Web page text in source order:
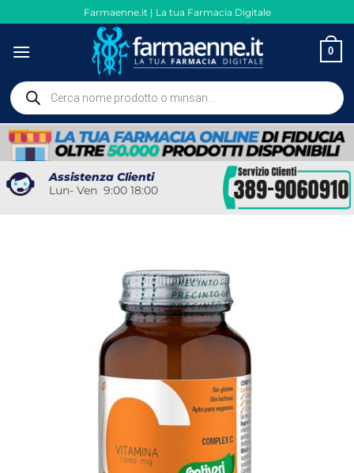
ai
contenuti
Farmaenne.it | La tua Farmacia Digitale
0
Ricerca
prodotti
Assistenza Clienti
Lun- Ven 9:00 18:00